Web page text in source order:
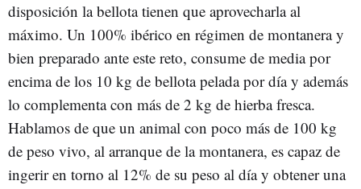
disposición la bellota tienen que aprovecharla al
máximo. Un 100% ibérico en régimen de montanera y
bien preparado ante este reto, consume de media por
encima de los 10 kg de bellota pelada por día y además
lo complementa con más de 2 kg de hierba fresca.
Hablamos de que un animal con poco más de 100 kg
de peso vivo, al arranque de la montanera, es capaz de
ingerir en torno al 12% de su peso al día y obtener una